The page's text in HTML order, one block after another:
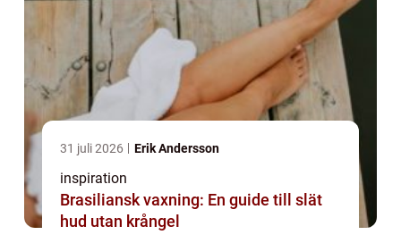
31 juli 2026 Erik Andersson
inspiration
Brasiliansk vaxning: En guide till slät
hud utan krångel